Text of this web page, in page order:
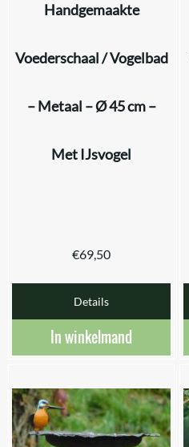
Handgemaakte
Voederschaal / Vogelbad
– Metaal – Ø 45 cm –
Met IJsvogel
€69,50
Details
In winkelmand